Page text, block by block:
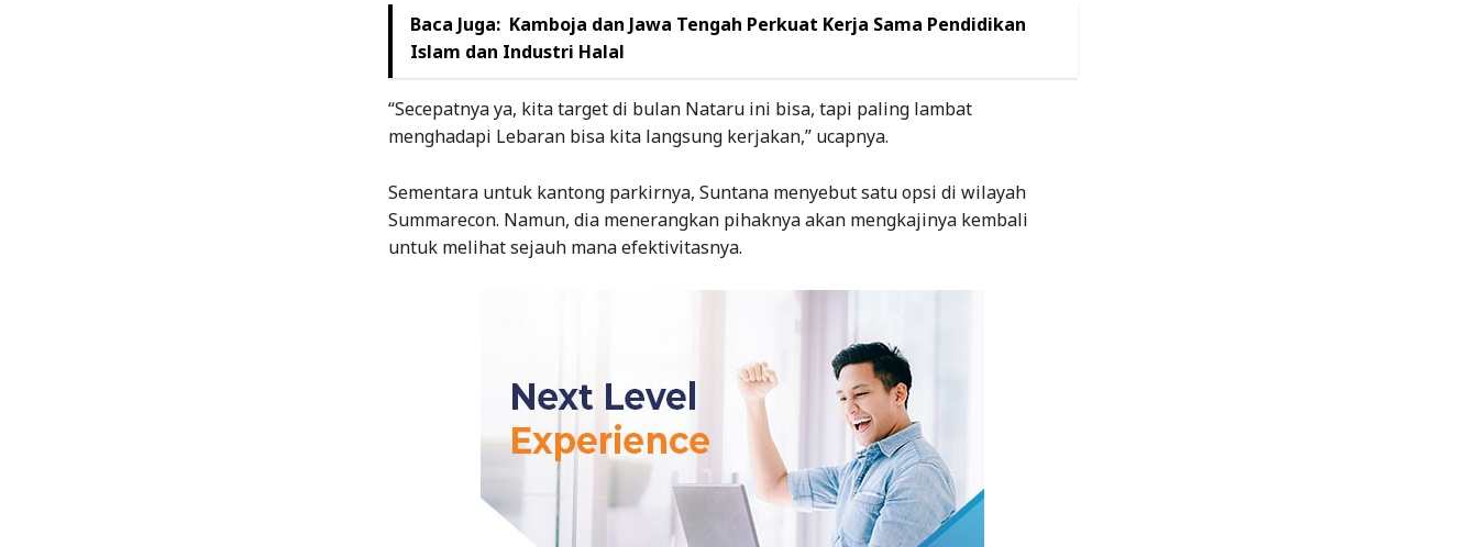
Baca Juga: Kamboja dan Jawa Tengah Perkuat Kerja Sama Pendidikan
Islam dan Industri Halal
“Secepatnya ya, kita target di bulan Nataru ini bisa, tapi paling lambat
menghadapi Lebaran bisa kita langsung kerjakan,” ucapnya.
Sementara untuk kantong parkirnya, Suntana menyebut satu opsi di wilayah
Summarecon. Namun, dia menerangkan pihaknya akan mengkajinya kembali
untuk melihat sejauh mana efektivitasnya.